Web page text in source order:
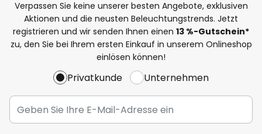
Verpassen Sie keine unserer besten Angebote, exklusiven
Aktionen und die neusten Beleuchtungstrends. Jetzt
registrieren und wir senden Ihnen einen 13 %-Gutschein*
zu, den Sie bei Ihrem ersten Einkauf in unserem Onlineshop
einlösen können!
Privatkunde Unternehmen